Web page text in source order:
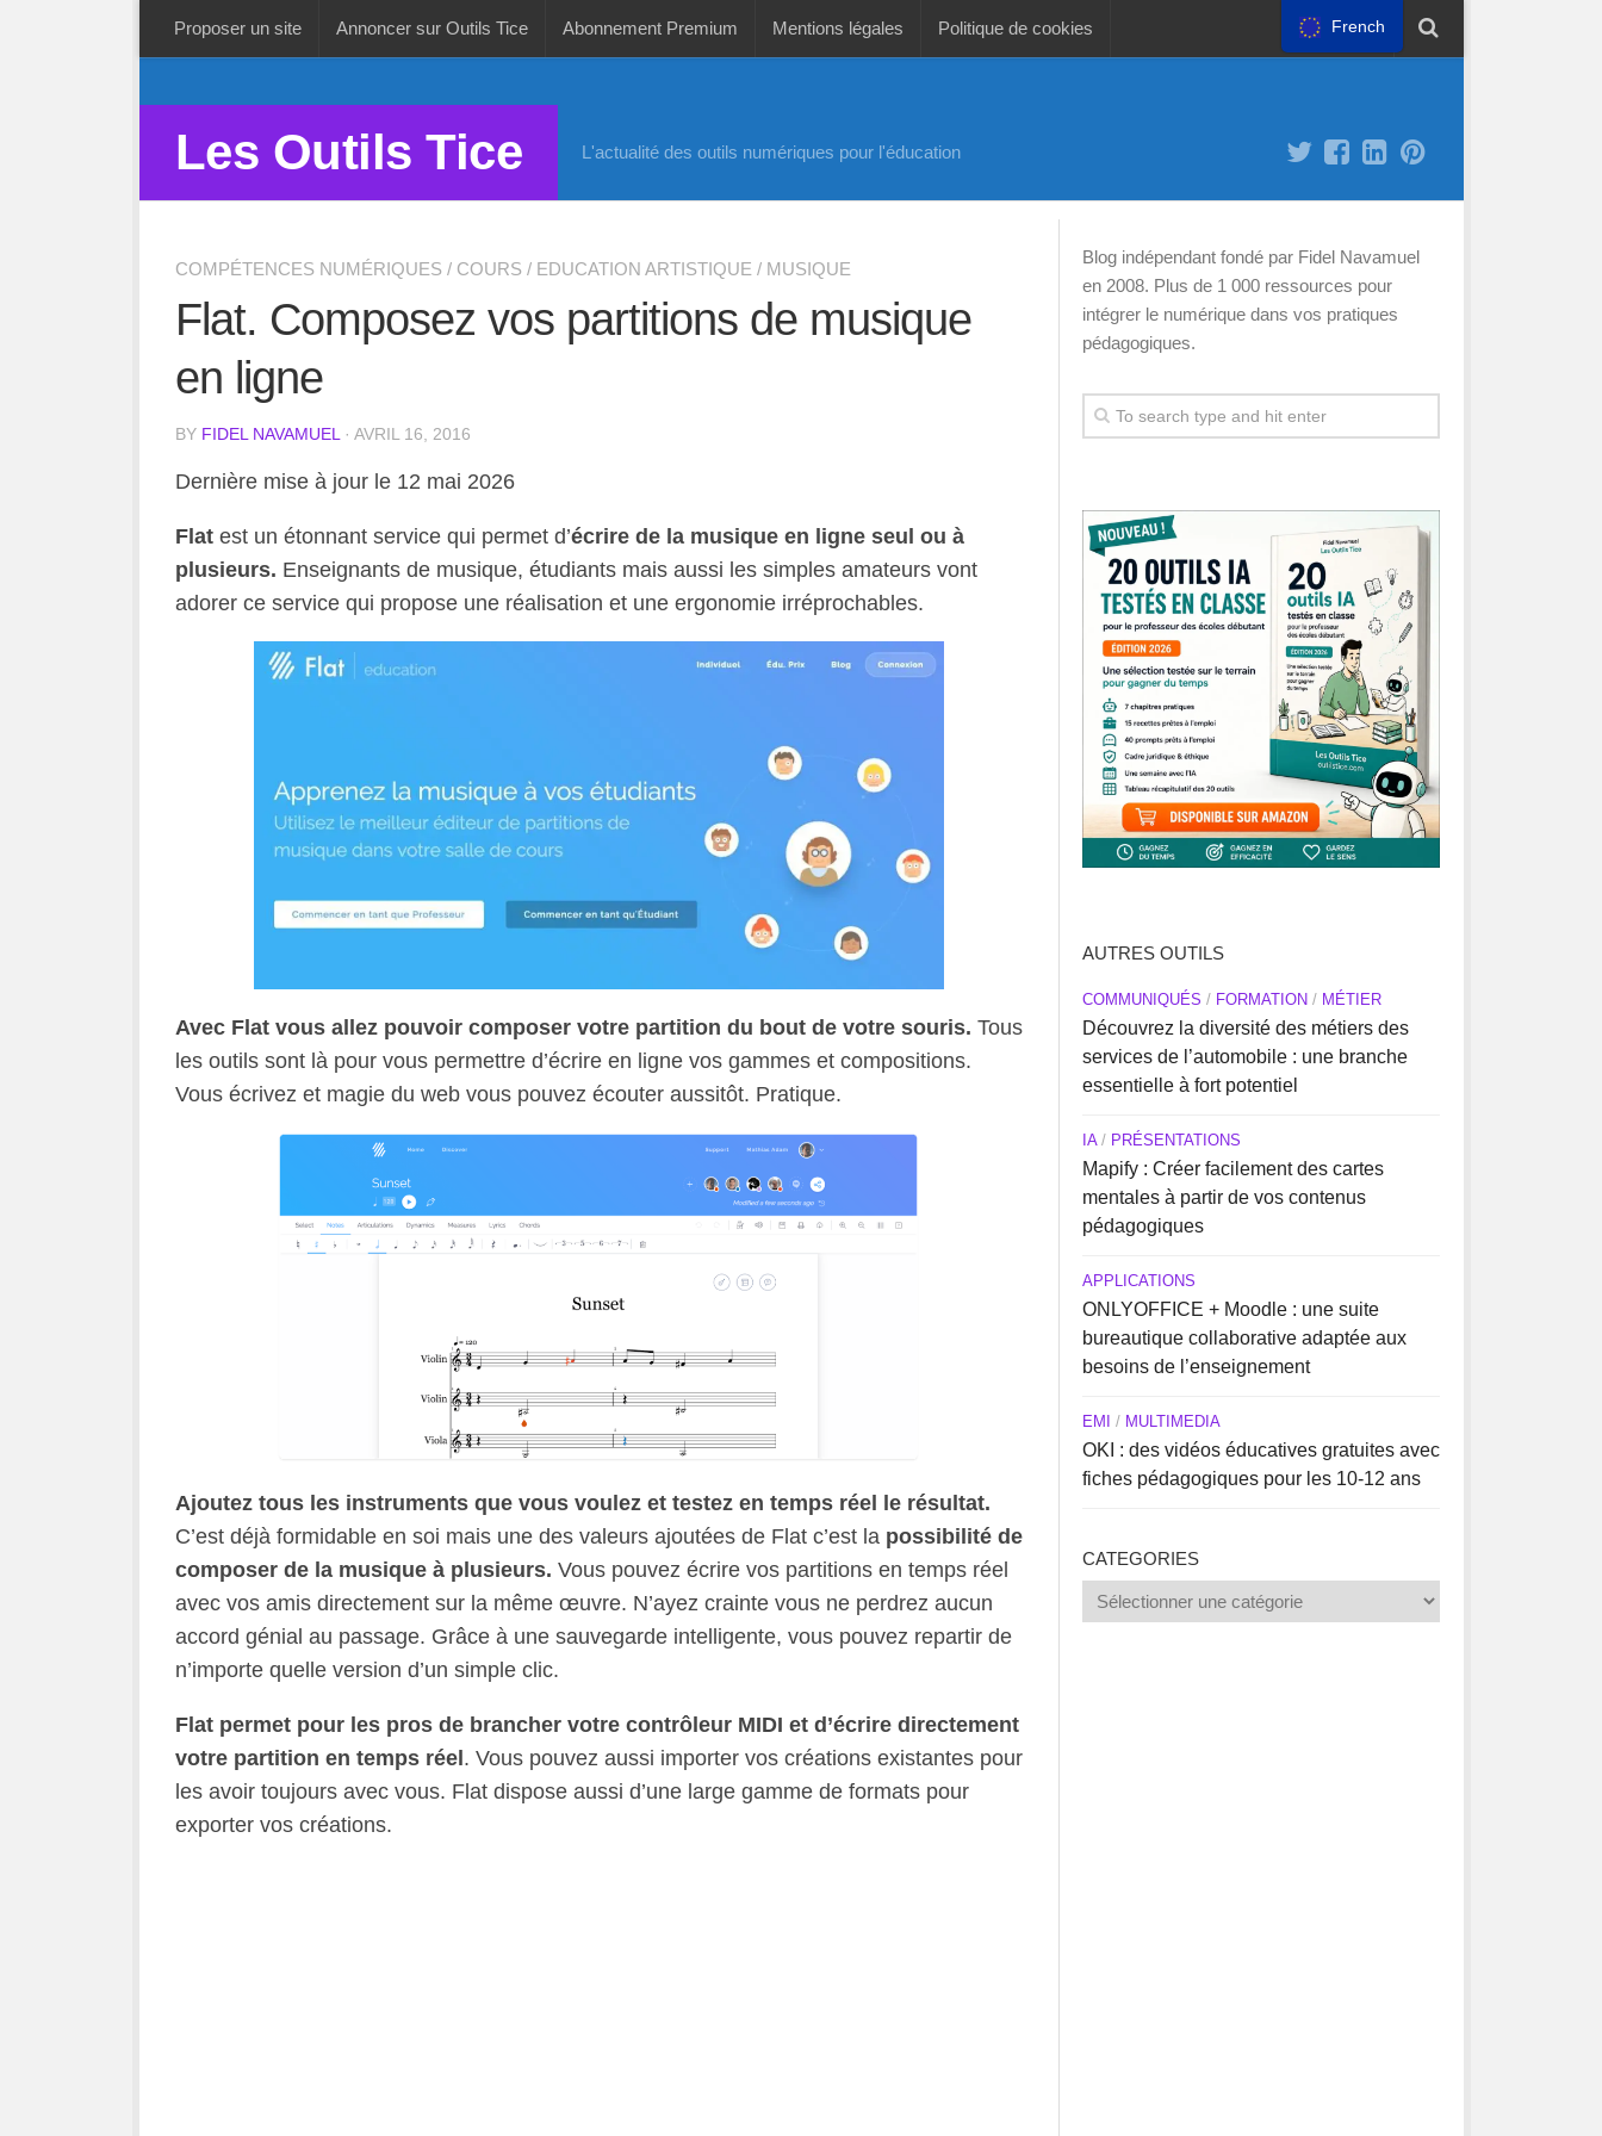
Proposer un site Annoncer sur Outils Tice Abonnement Premium Mentions légales Politique de cookies
Les Outils Tice L'actualité des outils numériques pour l'éducation
COMPÉTENCES NUMÉRIQUES / COURS / EDUCATION ARTISTIQUE / MUSIQUE
Flat. Composez vos partitions de musique
en ligne
BY FIDEL NAVAMUEL · AVRIL 16, 2016
Dernière mise à jour le 12 mai 2026
Flatest un étonnant service qui permet d’écrire de la musique en ligne seul ou à
plusieurs. Enseignants de musique, étudiants mais aussi les simples amateurs vont
adorer ce service qui propose une réalisation et une ergonomie irréprochables.
Avec Flat vous allez pouvoir composer votre partition du bout de votre souris. Tous
les outils sont là pour vous permettre d’écrire en ligne vos gammes et compositions.
Vous écrivez et magie du web vous pouvez écouter aussitôt. Pratique.
Ajoutez tous les instruments que vous voulez et testez en temps réel le résultat.
C’est déjà formidable en soi mais une des valeurs ajoutées de Flat c’est la possibilité de
composer de la musique à plusieurs. Vous pouvez écrire vos partitions en temps réel
avec vos amis directement sur la même œuvre. N’ayez crainte vous ne perdrez aucun
accord génial au passage. Grâce à une sauvegarde intelligente, vous pouvez repartir de
n’importe quelle version d’un simple clic.
Flat permet pour les pros de brancher votre contrôleur MIDI et d’écrire directement
votre partition en temps réel. Vous pouvez aussi importer vos créations existantes pour
les avoir toujours avec vous. Flat dispose aussi d’une large gamme de formats pour
exporter vos créations.
Blog indépendant fondé par Fidel Navamuel
en 2008. Plus de 1 000 ressources pour
intégrer le numérique dans vos pratiques
pédagogiques.
AUTRES OUTILS
COMMUNIQUÉS / FORMATION / MÉTIER
Découvrez la diversité des métiers des
services de l’automobile : une branche
essentielle à fort potentiel
IA/ PRÉSENTATIONS
Mapify : Créer facilement des cartes
mentales à partir de vos contenus
pédagogiques
APPLICATIONS
ONLYOFFICE + Moodle : une suite
bureautique collaborative adaptée aux
besoins de l’enseignement
EMI / MULTIMEDIA
OKI : des vidéos éducatives gratuites avec
fiches pédagogiques pour les 10-12 ans
CATEGORIES
Categories
French